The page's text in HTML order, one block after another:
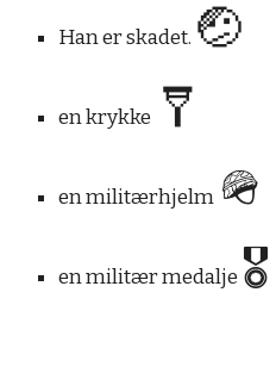
Han er skadet. 🤕
en krykke 🩼
en militærhjelm 🪖
en militær medalje 🎖